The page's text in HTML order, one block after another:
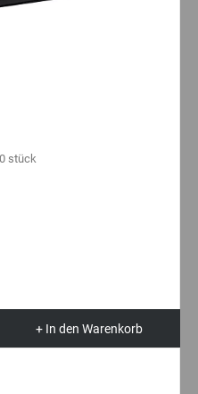
stück
+ In den Warenkorb